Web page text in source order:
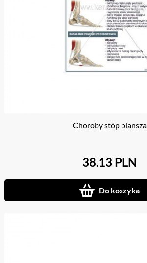
Choroby stóp plansza
38.13 PLN
Do koszyka